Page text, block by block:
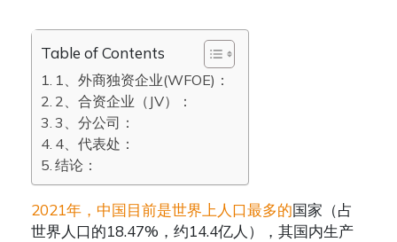
Table of Contents
1、外商独资企业(WFOE)：
2、合资企业（JV）：
3、分公司：
4、代表处：
结论：
2021年，中国目前是世界上人口最多的国家（占
世界人口的18.47%，约14.4亿人），其国内生产